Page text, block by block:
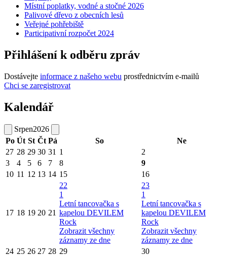
Místní poplatky, vodné a stočné 2026
Palivové dřevo z obecních lesů
Veřejné pohřebiště
Participativní rozpočet 2024
Přihlášení k odběru zpráv
Dostávejte informace z našeho webu prostřednictvím e-mailů
Chci se zaregistrovat
Kalendář
Srpen2026
Po Út St Čt Pá So
Ne
27 28 29 30 31 1
2
3
4 5 6 7 8
9
10 11 12 13 14 15 16
17 18 19 20 21
22
1
Letní tancovačka s
kapelou DEVILEM
Rock
Zobrazit všechny
záznamy ze dne
23
1
Letní tancovačka s
kapelou DEVILEM
Rock
Zobrazit všechny
záznamy ze dne
24 25 26 27 28 29 30